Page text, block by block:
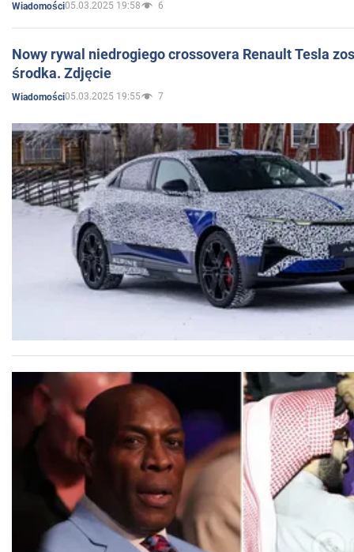
Wiadomości05.03.2025 19:58 6
Nowy rywal niedrogiego crossovera Renault Tesla
środka. Zdjęcie
Wiadomości05.03.2025 19:55 7